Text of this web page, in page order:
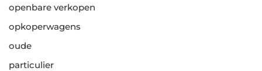
openbare verkopen
opkoperwagens
oude
particulier